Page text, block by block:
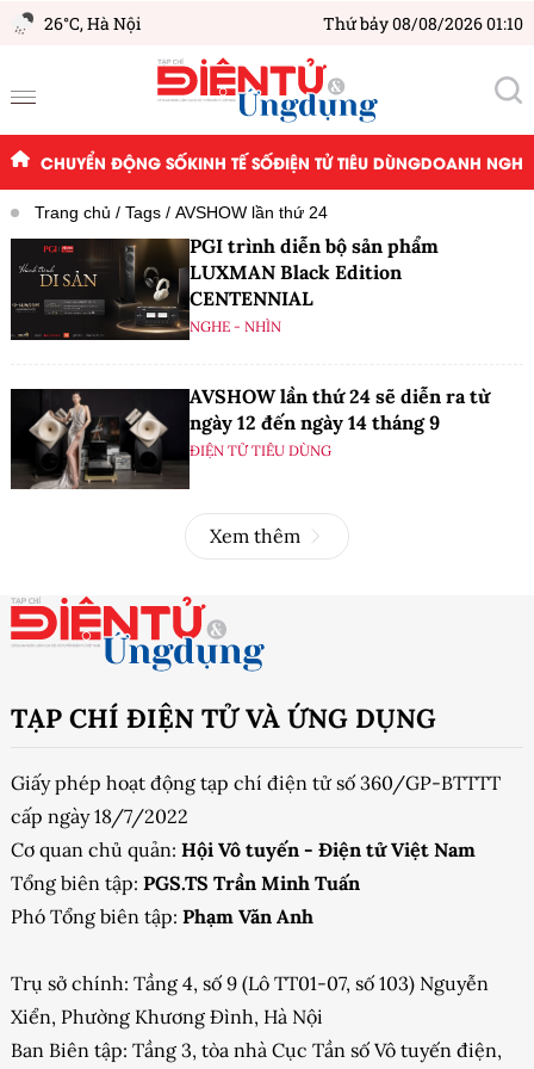
26°C,Hà Nội Thứ bảy 08/08/2026 01:10
CHUYỂN ĐỘNG SỐKINH TẾ SỐĐIỆN TỬ TIÊU DÙNGDOANH
Trang chủ Tags AVSHOW lần thứ 24
PGI trình diễn bộ sản phẩm
LUXMAN Black Edition
CENTENNIAL
NGHE - NHÌN
AVSHOW lần thứ 24 sẽ diễn ra từ
ngày 12 đến ngày 14 tháng 9
ĐIỆN TỬ TIÊU DÙNG
Xem thêm
TẠP CHÍ ĐIỆN TỬ VÀ ỨNG DỤNG
Giấy phép hoạt động tạp chí điện tử số 360/GP-BTTTT
cấp ngày 18/7/2022
Cơ quan chủ quản: Hội Vô tuyến - Điện tử Việt Nam
Tổng biên tập: PGS.TS Trần Minh Tuấn
Phó Tổng biên tập: Phạm Văn Anh
Trụ sở chính: Tầng 4, số 9 (Lô TT01-07, số 103) Nguyễn
Xiển, Phường Khương Đình, Hà Nội
Ban Biên tập: Tầng 3, tòa nhà Cục Tần số Vô tuyến điện,